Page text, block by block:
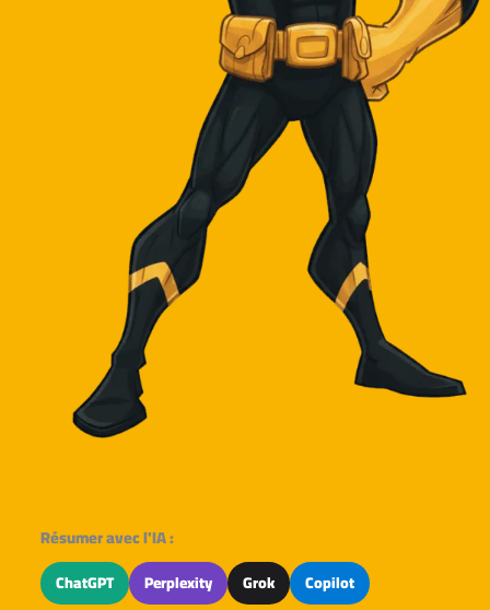
Résumer avec l'IA :
ChatGPT Perplexity Grok Copilot